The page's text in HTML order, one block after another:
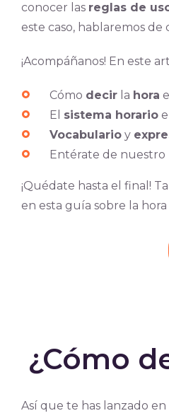
conocer las reglas de
este caso, hablaremos
¡Acompáñanos! En este
Cómo decirla hora
El sistema horario
Vocabularioy
Entérate de nuestro
¡Quédate hasta el final!
en esta guía sobre la hora
¿Cómo
Así que te has lanzado